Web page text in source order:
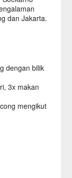
dan Jakarta.
dengan bilik
3x makan
mengikut